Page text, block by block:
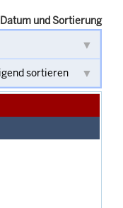
Datum und Sortierung